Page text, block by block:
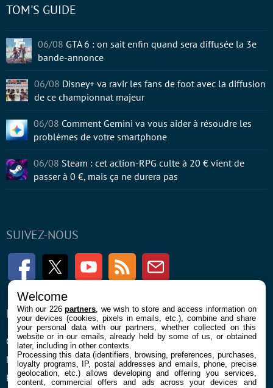
SUIVEZ-NOUS
FacebookTwitter Youtube RSS Newsletter
ENTREPRISE
Confidentialité et Cookies
Mentions légales et CGU
Préférences Cookies
À PROPOS
Contact
TOM'S GUIDE
06/08 GTA 6 : on sait enfin quand sera diffusée la 3e
bande-annonce
06/08 Disney+ va ravir les fans de foot avec la diffusion
de ce championnat majeur
06/08 Comment Gemini va vous aider à résoudre les
problèmes de votre smartphone
06/08 Steam : cet action-RPG culte à 20 € vient de
passer à 0 €, mais ça ne durera pas
Welcome
With our 226partners , we wish to store and access information on
your devices (cookies, pixels in emails, etc.), combine and share
your personal data with our partners, whether collected on this
website or in our emails, already held by some of us, or obtained
later, including in other contexts.
Processing this data (identifiers, browsing, preferences, purchases,
loyalty programs, IP, postal addresses and emails, phone, precise
geolocation, etc.) allows developing and offering you services,
content, commercial offers and ads across your devices and